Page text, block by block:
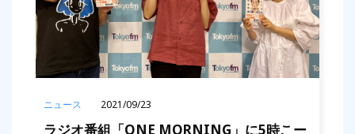
ニュース 2021/09/23
ラジオ番組「ONE MORNING」に5時こー